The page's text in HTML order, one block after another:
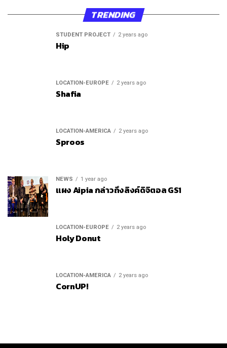
TRENDING
STUDENT PROJECT 2 years ago
Hip
LOCATION-EUROPE 2 years ago
Shafia
LOCATION-AMERICA 2 years ago
Sproos
NEWS 1 year ago
แผง Aipia กล่าวถึงลิงค์ดิจิตอล GS1
LOCATION-EUROPE 2 years ago
Holy Donut
LOCATION-AMERICA 2 years ago
CornUP!